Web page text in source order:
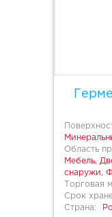
Область
Мебель,
снаружи,
Торговая
Срок
Страна: